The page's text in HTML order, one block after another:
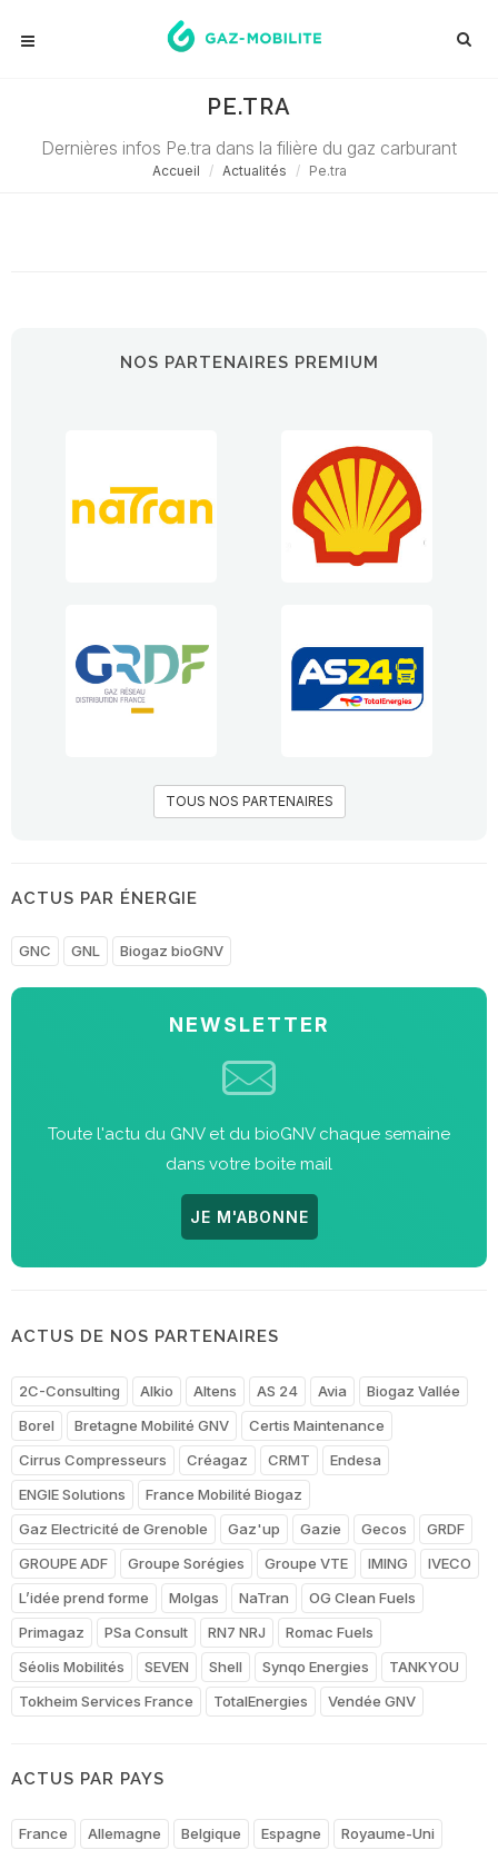
PE.TRA
Dernières infos Pe.tra dans la filière du gaz carburant
Accueil Actualités Pe.tra
NOS PARTENAIRES PREMIUM
TOUS NOS PARTENAIRES
ACTUS PAR ÉNERGIE
GNC GNL Biogaz bioGNV
NEWSLETTER
Toute l'actu du GNV et du bioGNV chaque semaine
dans votre boite mail
JE M'ABONNE
ACTUS DE NOS PARTENAIRES
2C-Consulting Alkio Altens AS 24 Avia
Biogaz Vallée
Borel
Bretagne Mobilité GNV
Certis Maintenance
Cirrus Compresseurs
Créagaz CRMT
Endesa
ENGIE Solutions
France Mobilité Biogaz
Gaz Electricité de Grenoble
Gaz'up Gazie Gecos
GRDF
GROUPE ADF
Groupe Sorégies Groupe VTE IMING
IVECO
L’idée prend forme
Molgas NaTran
OG Clean Fuels
Primagaz
PSa Consult RN7 NRJ
Romac Fuels
Séolis Mobilités
SEVEN Shell Synqo Energies
TANKYOU
Tokheim Services France
TotalEnergies Vendée GNV
ACTUS PAR PAYS
France Allemagne Belgique Espagne
Royaume-Uni